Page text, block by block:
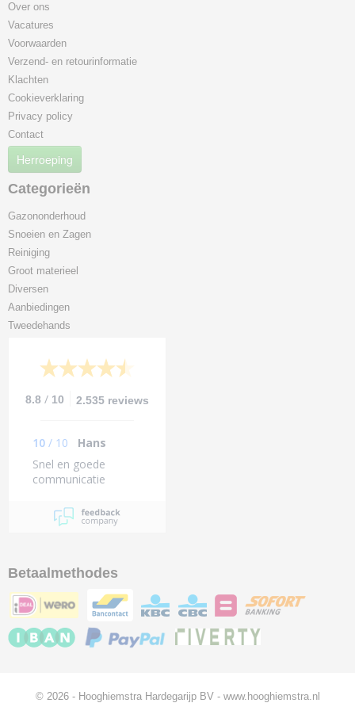
Over ons
Vacatures
Voorwaarden
Verzend- en retourinformatie
Klachten
Cookieverklaring
Privacy policy
Contact
Herroeping
Categorieën
Gazononderhoud
Snoeien en Zagen
Reiniging
Groot materieel
Diversen
Aanbiedingen
Tweedehands
8.8 / 10 2.535 reviews
10 / 10
Hans
Snel en goede
communicatie
Betaalmethodes
© 2026 - Hooghiemstra Hardegarijp BV - www.hooghiemstra.nl